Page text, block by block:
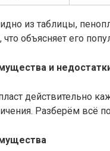
из таблицы,
объясняет его
и
действительно
Разберём всё